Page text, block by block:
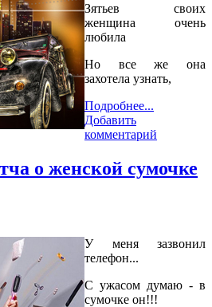
Зятьев своих
женщина очень
любила
Но все же она
захотела узнать,
Подробнее...
Добавить
комментарий
о женской сумочке
У меня зазвонил
телефон...
С ужасом думаю - в
сумочке он!!!